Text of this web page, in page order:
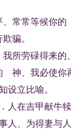
常常等候你的
欺骗。
我所劳碌得来的
神 我必使你
设立比喻。
． 人在吉甲献牛犊
人 为得妻与人